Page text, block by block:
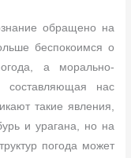
обращено на
беспокоимся о
а морально-
составляющая нас
такие явления,
и урагана, но на
погода может